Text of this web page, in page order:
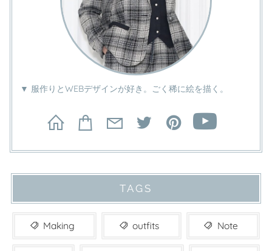
▼ 服作りとWEBデザインが好き。ごく稀に絵を描く。
TAGS
Making outfits Note